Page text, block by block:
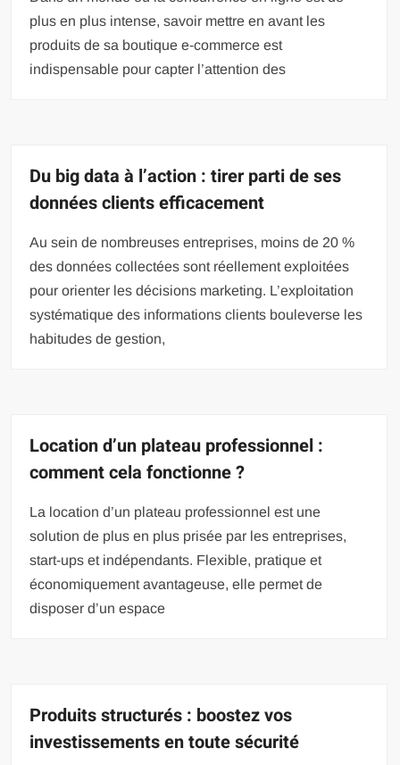
plus en plus intense, savoir mettre en avant les
produits de sa boutique e-commerce est
indispensable pour capter l’attention des
Du big data à l’action : tirer parti de ses
données clients efficacement
Au sein de nombreuses entreprises, moins de 20 %
des données collectées sont réellement exploitées
pour orienter les décisions marketing. L’exploitation
systématique des informations clients bouleverse les
habitudes de gestion,
Location d’un plateau professionnel :
comment cela fonctionne ?
La location d’un plateau professionnel est une
solution de plus en plus prisée par les entreprises,
start-ups et indépendants. Flexible, pratique et
économiquement avantageuse, elle permet de
disposer d’un espace
Produits structurés : boostez vos
investissements en toute sécurité